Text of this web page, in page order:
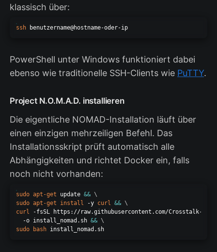
klassisch über:
ssh
PowerShell unter Windows funktioniert dabei
ebenso wie traditionelle SSH-Clients wie PuTTY.
Project N.O.M.A.D. installieren
Die eigentliche NOMAD-Installation läuft über
einen einzigen mehrzeiligen Befehl. Das
Installationsskript prüft automatisch alle
Abhängigkeiten und richtet Docker ein, falls
noch nicht vorhanden:
sudo apt-get update && \
sudo apt-get install -y curl && \
curl
-fsSL https://raw.githubusercontent.com/Crosstalk-
  -o install_nomad.sh
&& \
sudo
bash